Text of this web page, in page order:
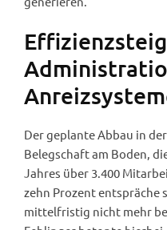
Der geplante Abbau in
Belegschaft am Boden,
Jahres über 3.400
zehn Prozent entspräche
mittelfristig nicht mehr